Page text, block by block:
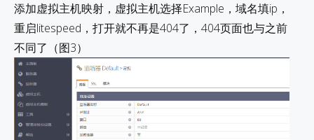
添加虚拟主机映射，虚拟主机选择Example，域名填ip，
重启litespeed，打开就不再是404了，404页面也与之前
不同了（图3）